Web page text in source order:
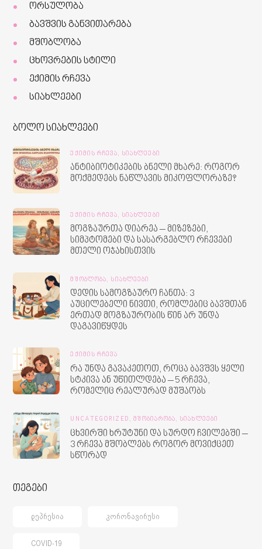
ორსულობა
ბავშვის განვითარება
მშობლობა
ცხოვრების სტილი
ექიმის რჩევა
სიახლეები
ბოლო სიახლეები
ᲔᲥᲘᲛᲘᲡ ᲠᲩᲔᲕᲐ, ᲡᲘᲐᲮᲚᲔᲔᲑᲘ
ანტიბიოტიკების ბნელი მხარე: როგორ
მოქმედებს ნაწლავის მიკოფლორაზე?
ᲔᲥᲘᲛᲘᲡ ᲠᲩᲔᲕᲐ, ᲡᲘᲐᲮᲚᲔᲔᲑᲘ
მოგზაურთა დიარეა – მიზეზები,
სიმპტომები და სასარგებლო რჩევები
მთელი ოჯახისთვის
ᲛᲨᲝᲑᲚᲝᲑᲐ, ᲡᲘᲐᲮᲚᲔᲔᲑᲘ
დედის სამოგზაურო ჩანთა: 3
აუცილებელი ნივთი, რომლებიც ბავშთან
ერთად მოგზაურობის წინ არ უნდა
დაგავიწყდეს
ᲔᲥᲘᲛᲘᲡ ᲠᲩᲔᲕᲐ
რა უნდა გავაკეთოთ, როცა ბავშვს ყელი
სტკივა ან უწითლდება – 5 რჩევა,
რომელიც რეალურად მუშაობს
UNCATEGORIZED, ᲛᲨᲝᲑᲘᲐᲠᲝᲑᲐ, ᲡᲘᲐᲮᲚᲔᲔᲑᲘ
ცხვირში ხრუტუნი და სურდო ჩვილებში –
3 რჩევა მშობლებს როგორ მოვიქცეთ
სწორად
თეგები
ᲓᲔᲞᲠᲔᲡᲘᲐ ᲙᲝᲠᲝᲜᲐᲕᲘᲠᲣᲡᲘ
COVID-19